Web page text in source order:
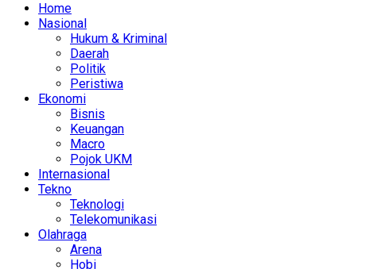
Home
Nasional
Hukum & Kriminal
Daerah
Politik
Peristiwa
Ekonomi
Bisnis
Keuangan
Macro
Pojok UKM
Internasional
Tekno
Teknologi
Telekomunikasi
Olahraga
Arena
Hobi